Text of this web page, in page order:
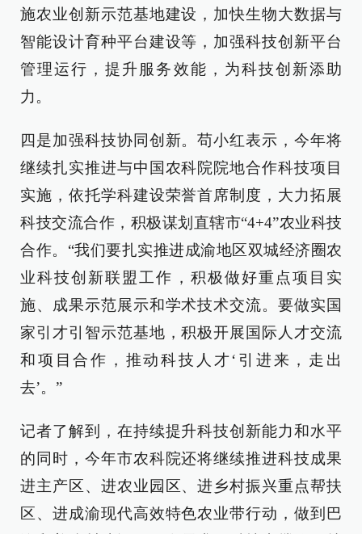
施农业创新示范基地建设，加快生物大数据与
智能设计育种平台建设等，加强科技创新平台
管理运行，提升服务效能，为科技创新添助
力。
四是加强科技协同创新。苟小红表示，今年将
继续扎实推进与中国农科院院地合作科技项目
实施，依托学科建设荣誉首席制度，大力拓展
科技交流合作，积极谋划直辖市“4+4”农业科技
合作。“我们要扎实推进成渝地区双城经济圈农
业科技创新联盟工作，积极做好重点项目实
施、成果示范展示和学术技术交流。要做实国
家引才引智示范基地，积极开展国际人才交流
和项目合作，推动科技人才‘引进来，走出
去’。”
记者了解到，在持续提升科技创新能力和水平
的同时，今年市农科院还将继续推进科技成果
进主产区、进农业园区、进乡村振兴重点帮扶
区、进成渝现代高效特色农业带行动，做到巴